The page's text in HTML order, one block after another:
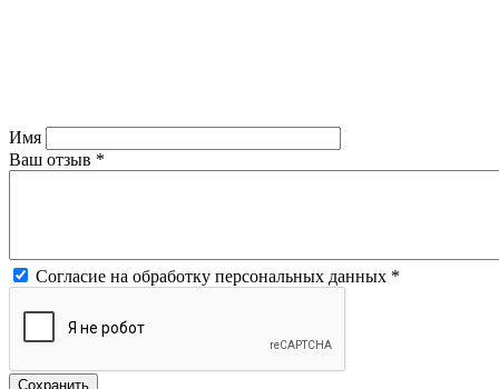
Имя
Ваш отзыв *
Согласие на обработку персональных данных *